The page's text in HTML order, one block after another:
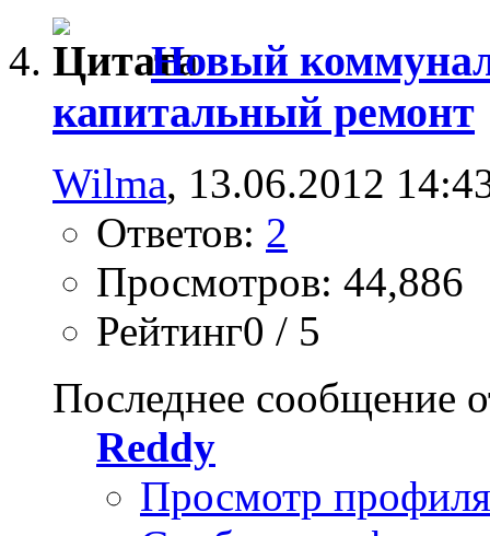
Новый
капитальный ремонт
Wilma, 13.06.2012
Ответов: 2
Просмотров: 44,886
Рейтинг0 / 5
Последнее сообщение
Reddy
Просмотр профиля